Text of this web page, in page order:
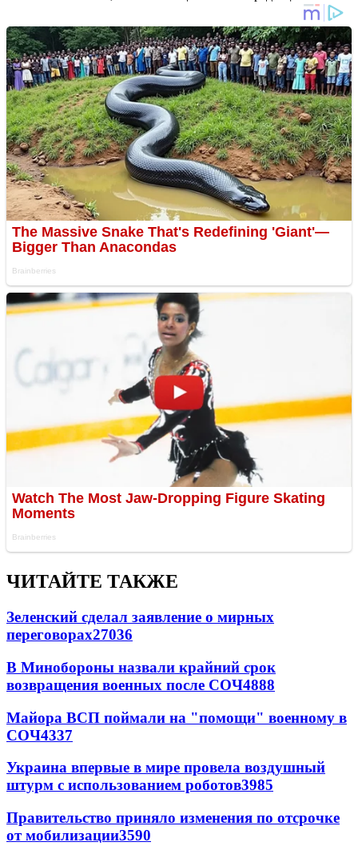
ЧИТАЙТЕ ТАКЖЕ
Зеленский сделал заявление о мирных
переговорах27036
В Минобороны назвали крайний срок
возвращения военных после СОЧ4888
Майора ВСП поймали на "помощи" военному в
СОЧ4337
Украина впервые в мире провела воздушный
штурм с использованием роботов3985
Правительство приняло изменения по отсрочке
от мобилизации3590